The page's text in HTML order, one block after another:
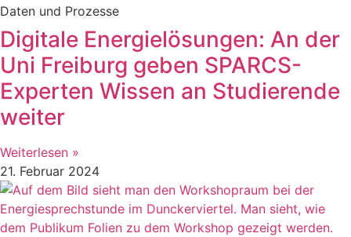
Daten und Prozesse
Digitale Energielösungen: An der
Uni Freiburg geben SPARCS-
Experten Wissen an Studierende
weiter
Weiterlesen »
21. Februar 2024